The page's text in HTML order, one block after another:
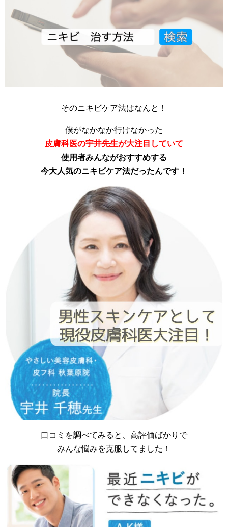
そのニキビケア法はなんと！
僕がなかなか行けなかった
皮膚科医の宇井先生が大注目していて
使用者みんながおすすめする
今大人気のニキビケア法だったんです！
口コミを調べてみると、高評価ばかりで
みんな悩みを克服してました！